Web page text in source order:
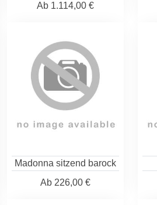
Ab 1.114,00 €
Madonna sitzend barock
Ab 226,00 €